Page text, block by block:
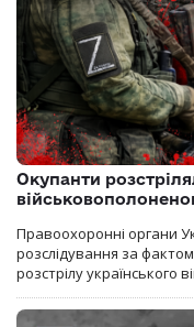
Окупанти
Правоохоронні органи
розслідування за
розстрілу українського